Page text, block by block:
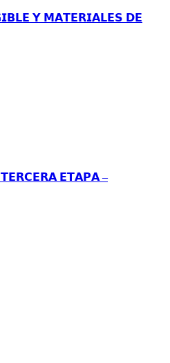
𝗬 𝗠𝗔𝗧𝗘𝗥𝗜𝗔𝗟𝗘𝗦 𝗗𝗘
𝗘𝗧𝗔𝗣𝗔 –